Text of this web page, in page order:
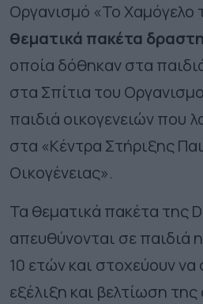
Οργανισμό «Το Χαμόγελο
θεματικά πακέτα
οποία δόθηκαν στα
στα Σπίτια του
παιδιά οικογενειών που
στα «Κέντρα Στήριξης
Οικογένειας».
Τα θεματικά πακέτα της
απευθύνονται σε παιδιά
10 ετών και στοχεύουν
εξέλιξη και βελτίωση